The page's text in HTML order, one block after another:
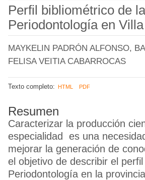
Perfil bibliométrico de
Periodontología en
MAYKELIN PADRÓN ALFONSO,
FELISA VEITIA CABARROCAS
Texto completo: HTML PDF
Resumen
Caracterizar la producción
especialidad es una
mejorar la generación de
el objetivo de describir el
Periodontología en la